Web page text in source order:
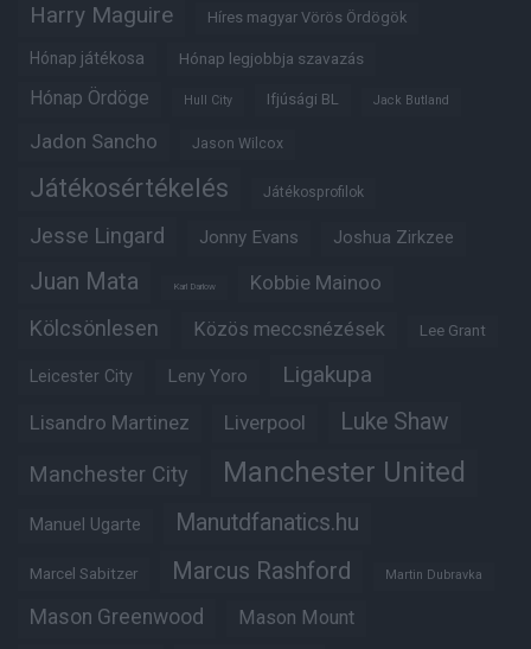
Harry Maguire Híres magyar Vörös Ördögök
Hónap játékosa Hónap legjobbja szavazás
Hónap Ördöge Hull City Ifjúsági BL Jack Butland
Jadon Sancho Jason Wilcox
Játékosértékelés Játékosprofilok
Jesse Lingard Jonny Evans Joshua Zirkzee
Juan Mata Karl Darlow Kobbie Mainoo
Kölcsönlesen Közös meccsnézések Lee Grant
Leicester City Leny Yoro Ligakupa
Lisandro Martinez Liverpool Luke Shaw
Manchester City Manchester United
Manuel Ugarte Manutdfanatics.hu
Marcel Sabitzer Marcus Rashford Martin Dubravka
Mason Greenwood Mason Mount